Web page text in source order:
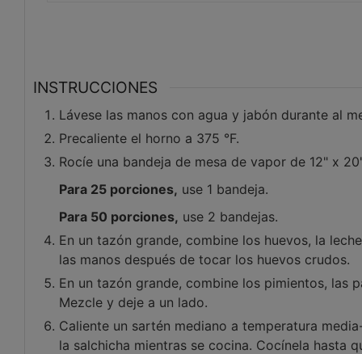
INSTRUCCIONES
Lávese las manos con agua y jabón durante al
Precaliente el horno a 375 °F.
Rocíe una bandeja de mesa de vapor de 12" x
Para 25 porciones, use 1 bandeja.
Para 50 porciones, use 2 bandejas.
En un tazón grande, combine los huevos, la
las manos después de tocar los huevos crudos.
En un tazón grande, combine los pimientos, las
Mezcle y deje a un lado.
Caliente un sartén mediano a temperatura
la salchicha mientras se cocina. Cocínela hasta